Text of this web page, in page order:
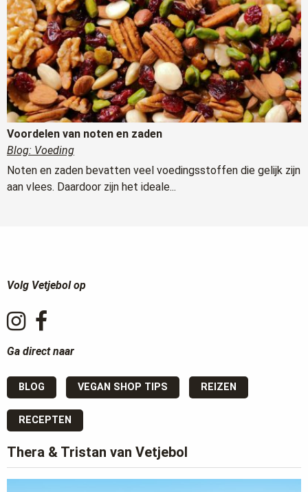
Voordelen van noten en zaden
Blog: Voeding
Noten en zaden bevatten veel voedingsstoffen die gelijk zijn
aan vlees. Daardoor zijn het ideale...
Volg Vetjebol op
Ga direct naar
BLOG VEGAN SHOP TIPS REIZEN
RECEPTEN
Thera & Tristan van Vetjebol